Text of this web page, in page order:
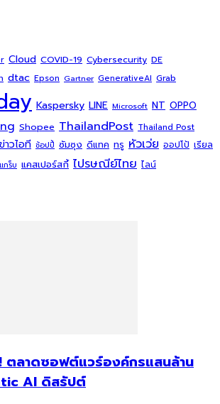
Cloud COVID-19 Cybersecurity DE
dtac Epson Gartner GenerativeAI Grab
Kaspersky LINE Microsoft NT OPPO
Shopee ThailandPost Thailand Post
ข่าวไอที ช้อปปี้ ซัมซุง ดีแทค ทรู หัวเว่ย ออปโป้ เรียล
แกร็บ แคสเปอร์สกี้ ไปรษณีย์ไทย ไลน์
ตลาดซอฟต์แวร์องค์กรแสนล้าน
AI ดิสรัปต์